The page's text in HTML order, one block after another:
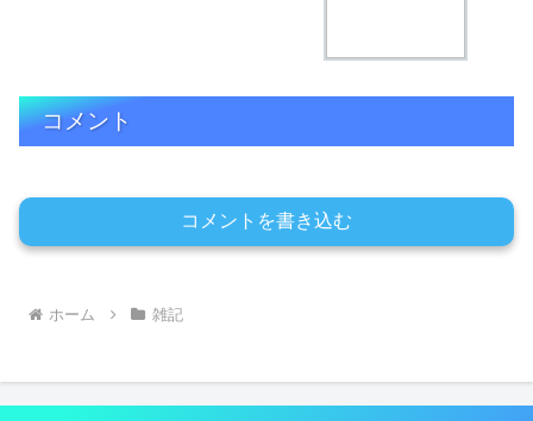
コメント
コメントを書き込む
ホーム 雑記